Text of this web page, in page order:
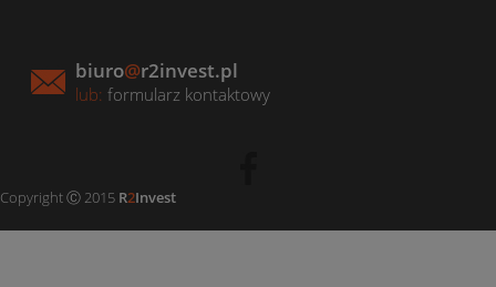
biuro@r2invest.pl
lub: formularz kontaktowy
Copyright Ⓒ 2015 R2Invest